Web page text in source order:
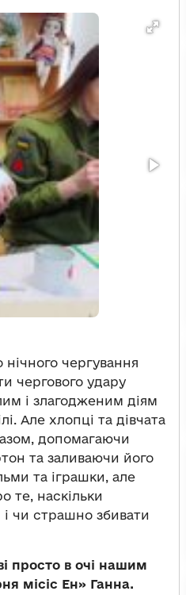
нічного чергування
чергового удару
і злагодженим діям
Але хлопці та дівчата
допомагаючи
та заливаючи його
та іграшки, але
те, наскільки
чи страшно збивати
просто в очі нашим
місіс Ен» Ганна.